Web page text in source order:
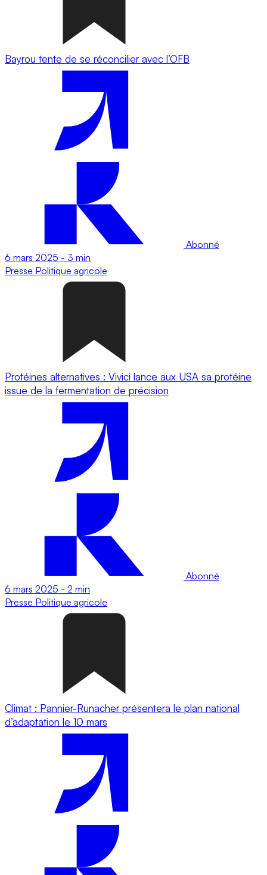
Bayrou tente de se réconcilier avec l’OFB
Abonné
6 mars 2025 - 3 min
Presse Politique agricole
Protéines alternatives : Vivici lance aux USA sa protéine
issue de la fermentation de précision
Abonné
6 mars 2025 - 2 min
Presse Politique agricole
Climat : Pannier-Runacher présentera le plan national
d’adaptation le 10 mars